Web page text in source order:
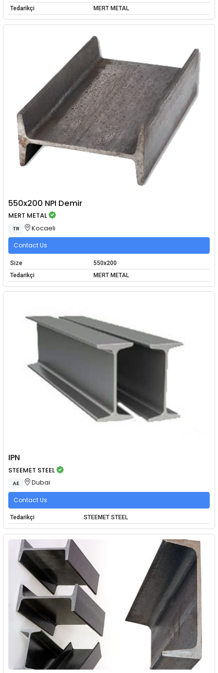
Tedarikçi
MERT METAL
550x200 NPI Demir
MERT METAL
TR Kocaeli
Contact Us
Size
550x200
Tedarikçi
MERT METAL
IPN
STEEMET STEEL
AE Dubai
Contact Us
Tedarikçi STEEMET STEEL